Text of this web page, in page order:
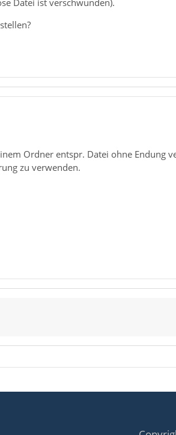
Datei ist verschwunden).
Ordner entspr. Datei ohne Endung
zu verwenden.